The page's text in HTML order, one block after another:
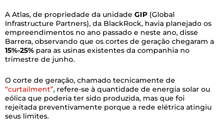
A Atlas, de propriedade da unidade GIP (Global
Infrastructure Partners), da BlackRock, havia planejado os
empreendimentos no ano passado e neste ano, disse
Barrera, observando que os cortes de geração chegaram a
15%-25% para as usinas existentes da companhia no
trimestre de junho.
O corte de geração, chamado tecnicamente de
“curtailment”, refere-se à quantidade de energia solar ou
eólica que poderia ter sido produzida, mas que foi
rejeitada preventivamente porque a rede elétrica atingiu
seus limites.